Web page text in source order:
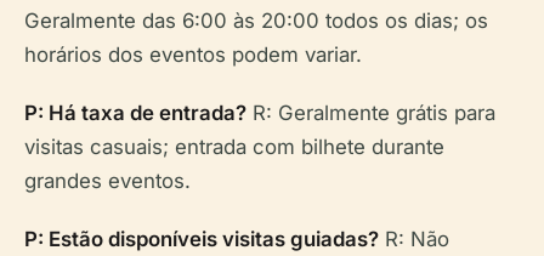
Geralmente das 6:00 às 20:00 todos os dias; os
horários dos eventos podem variar.
P: Há taxa de entrada? R: Geralmente grátis para
visitas casuais; entrada com bilhete durante
grandes eventos.
P: Estão disponíveis visitas guiadas? R: Não